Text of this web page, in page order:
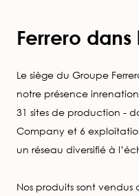
Ferrero
Le siège du Groupe
notre présence
31 sites de production -
Company et 6
un réseau diversifié à
Nos produits sont vendus